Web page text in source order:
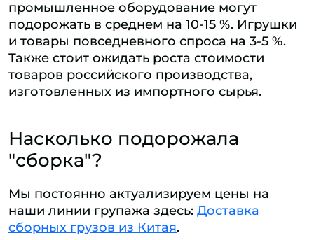
промышленное оборудование могут
подорожать в среднем на 10-15 %. Игрушки
и товары повседневного спроса на 3-5 %.
Также стоит ожидать роста стоимости
товаров российского производства,
изготовленных из импортного сырья.
Насколько подорожала
"сборка"?
Мы постоянно актуализируем цены на
наши линии групажа здесь: Доставка
сборных грузов из Китая.